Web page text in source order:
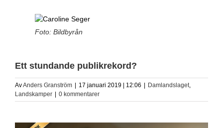
Foto: Bildbyrån
Ett stundande publikrekord?
AvAnders Granström | 17 januari 2019 | 12:06 | Damlandslaget,
Landskamper | 0 kommentarer